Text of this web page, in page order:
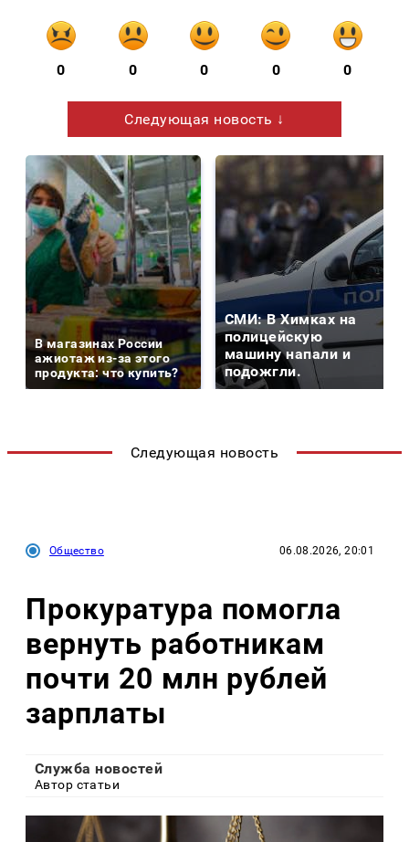
0 0 0 0 0
Следующая новость ↓
В магазинах России
ажиотаж из-за этого
продукта: что купить?
СМИ: В Химках на
полицейскую
машину напали и
подожгли.
Следующая новость
Общество 06.08.2026, 20:01
Прокуратура помогла
вернуть работникам
почти 20 млн рублей
зарплаты
Служба новостей
Автор статьи